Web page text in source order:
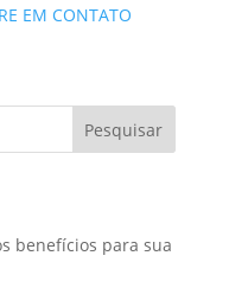
EM CONTATO
Pesquisar
benefícios para sua